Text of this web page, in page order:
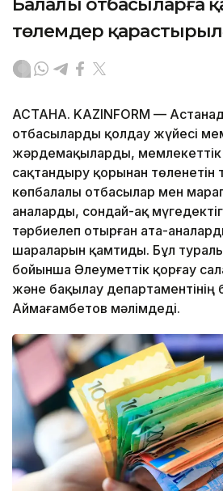
Балалы отбасыларға
төлемдер
АСТАНА. KAZINFORM —
отбасыларды қолдау жүйесі
жәрдемақыларды, мемлекеттік
сақтандыру қорынан төленетін
көпбалалы отбасылар мен
аналарды, сондай-ақ
тәрбиелеп отырған ата-
шараларын қамтиды. Бұл
бойынша Әлеуметтік қорғау
және бақылау
Аймағамбетов мәлімдеді.